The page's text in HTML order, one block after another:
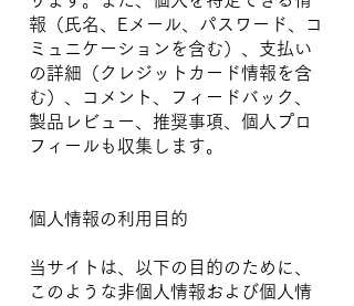
報（氏名、Eメール、パスワード、コ
ミュニケーションを含む）、支払い
の詳細（クレジットカード情報を含
む）、コメント、フィードバック、
製品レビュー、推奨事項、個人プロ
フィールも収集します。
個人情報の利用目的
当サイトは、以下の目的のために、
このような非個人情報および個人情